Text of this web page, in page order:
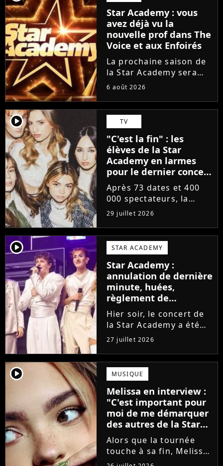
Star Academy : vous
avez déjà vu la
nouvelle prof dans The
Voice et aux Enfoirés
La prochaine saison de
la Star Academy sera
incarnée par une
professeurs après les
départs annoncés de
Michael Goldman, Lucie
Bernardoni et Marlène
Schaff. La...
6 août 2026
player2 TV
"C'est la fin" : les
élèves de la Star
Academy en larmes
pour le dernier concert
de la tournée
Après 73 dates et 400
000 spectateurs, la
tournée de la Star
Academy vient de se
terminer dans les
larmes. Sur les réseaux
sociaux, les élèves
adressent un dernier
message au public...
29 juillet 2026
player2 STAR ACADEMY
Star Academy :
annulation de dernière
minute, huées,
règlement de
comptes... Que s'est-il
passé au concert de
Bayonne hier soir ?
Hier soir, le concert de
la Star Academy a été
mouvementé. Quelques
minutes avant le show,
trois élèves ont
annoncé ne pas vouloir
monter sur scène pour
des raisons politiques.
Leur...
27 juillet 2026
player2 MUSIQUE
Melissa en interview :
"C'est important pour
moi de me démarquer
des autres de la Star
Academy"
Alors que la tournée
touche à sa fin, Melissa
se confie en interview